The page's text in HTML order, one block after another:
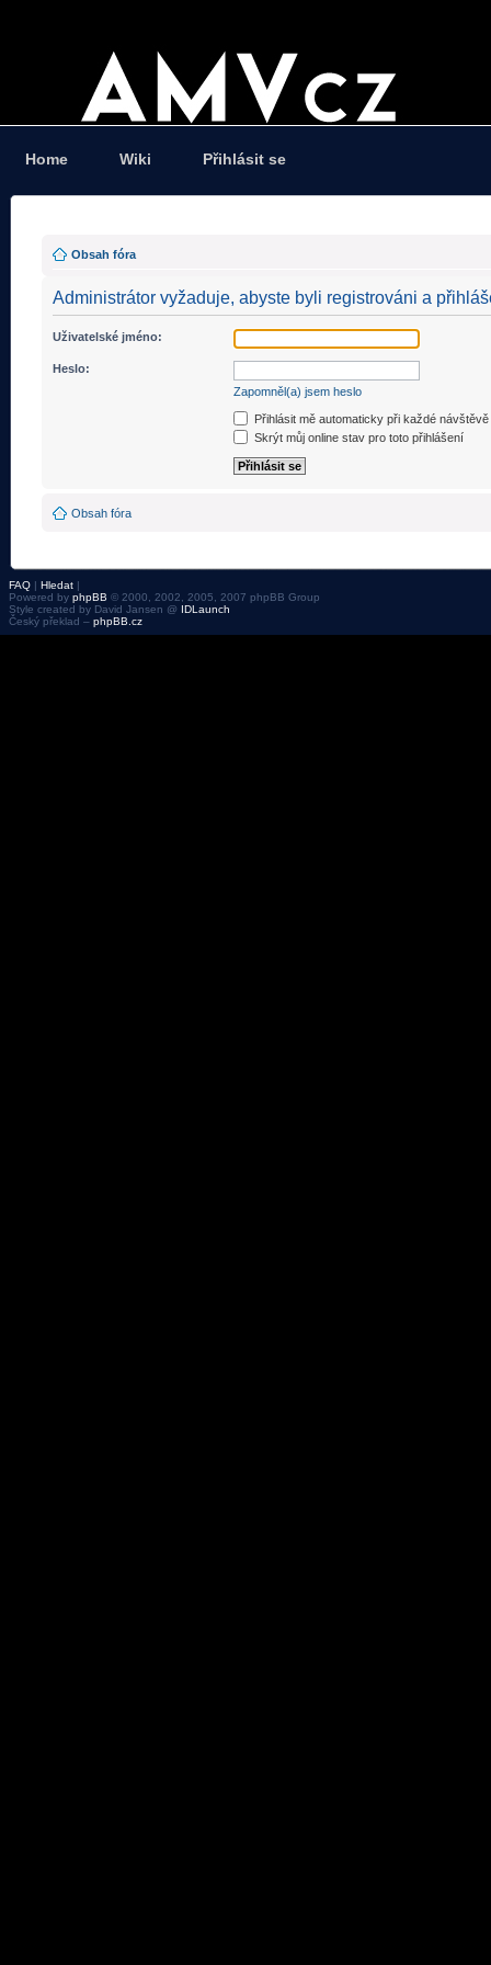
Home Wiki Přihlásit se
Obsah fóra
Administrátor vyžaduje, abyste byli registrováni a
Uživatelské jméno:
Heslo:
Zapomněl(a) jsem heslo
Přihlásit mě automaticky při každé návštěvě
Skrýt můj online stav pro toto přihlášení
Obsah fóra
FAQ | Hledat |
Powered by phpBB © 2000, 2002, 2005, 2007 phpBB Group
Style created by David Jansen @ IDLaunch
Český překlad – phpBB.cz